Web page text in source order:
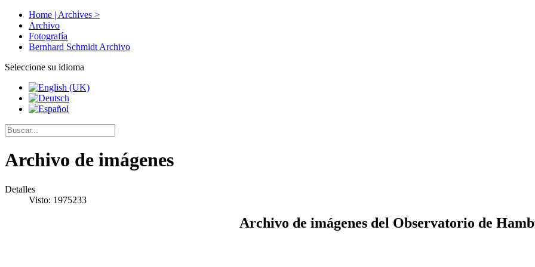
Home | Archives >
Archivo
Fotografía
Bernhard Schmidt Archivo
Seleccione su idioma
Archivo de imágenes
Detalles
Visto: 1975233
Archivo de imágenes del Observatorio de